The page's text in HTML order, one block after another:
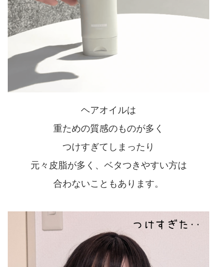
ヘアオイルは
重ための質感のものが多く
つけすぎてしまったり
元々皮脂が多く、ベタつきやすい方は
合わないこともあります。